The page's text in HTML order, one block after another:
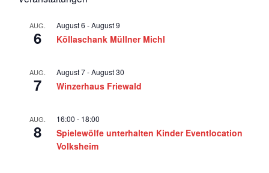
AUG.
6
August 6 -August 9
Köllaschank Müllner Michl
AUG.
7
August 7-August 30
Winzerhaus Friewald
AUG.
8
16:00 - 18:00
Spielewölfe unterhalten Kinder Eventlocation
Volksheim